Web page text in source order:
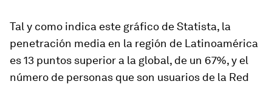
Tal y como indica este gráfico de Statista, la
penetración media en la región de Latinoamérica
es 13 puntos superior a la global, de un 67%, y el
número de personas que son usuarios de la Red